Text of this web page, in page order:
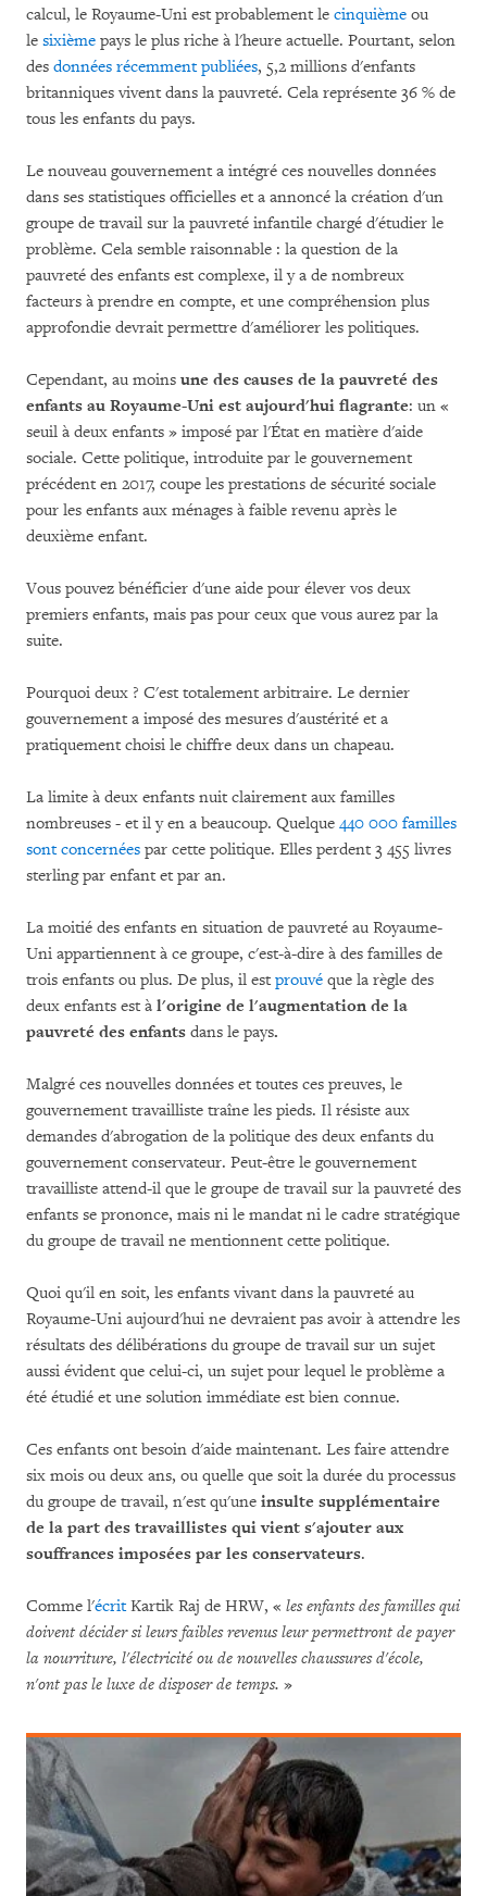
calcul, le Royaume-Uni est probablement le cinquième ou
le sixième pays le plus riche à l'heure actuelle. Pourtant, selon
des données récemment publiées, 5,2 millions d'enfants
britanniques vivent dans la pauvreté. Cela représente 36 % de
tous les enfants du pays.
Le nouveau gouvernement a intégré ces nouvelles données
dans ses statistiques officielles et a annoncé la création d'un
groupe de travail sur la pauvreté infantile chargé d'étudier le
problème. Cela semble raisonnable : la question de la
pauvreté des enfants est complexe, il y a de nombreux
facteurs à prendre en compte, et une compréhension plus
approfondie devrait permettre d'améliorer les politiques.
Cependant, au moins une des causes de la pauvreté des
enfants au Royaume-Uni est aujourd'hui flagrante: un «
seuil à deux enfants » imposé par l'État en matière d'aide
sociale. Cette politique, introduite par le gouvernement
précédent en 2017, coupe les prestations de sécurité sociale
pour les enfants aux ménages à faible revenu après le
deuxième enfant.
Vous pouvez bénéficier d'une aide pour élever vos deux
premiers enfants, mais pas pour ceux que vous aurez par la
suite.
Pourquoi deux ? C'est totalement arbitraire. Le dernier
gouvernement a imposé des mesures d'austérité et a
pratiquement choisi le chiffre deux dans un chapeau.
La limite à deux enfants nuit clairement aux familles
nombreuses - et il y en a beaucoup. Quelque 440 000 familles
sont concernées par cette politique. Elles perdent 3 455 livres
sterling par enfant et par an.
La moitié des enfants en situation de pauvreté au Royaume-
Uni appartiennent à ce groupe, c'est-à-dire à des familles de
trois enfants ou plus. De plus, il est prouvé que la règle des
deux enfants est à l'origine de l'augmentation de la
pauvreté des enfants dans le pays.
Malgré ces nouvelles données et toutes ces preuves, le
gouvernement travailliste traîne les pieds. Il résiste aux
demandes d'abrogation de la politique des deux enfants du
gouvernement conservateur. Peut-être le gouvernement
travailliste attend-il que le groupe de travail sur la pauvreté des
enfants se prononce, mais ni le mandat ni le cadre stratégique
du groupe de travail ne mentionnent cette politique.
Quoi qu'il en soit, les enfants vivant dans la pauvreté au
Royaume-Uni aujourd'hui ne devraient pas avoir à attendre les
résultats des délibérations du groupe de travail sur un sujet
aussi évident que celui-ci, un sujet pour lequel le problème a
été étudié et une solution immédiate est bien connue.
Ces enfants ont besoin d'aide maintenant. Les faire attendre
six mois ou deux ans, ou quelle que soit la durée du processus
du groupe de travail, n'est qu'une insulte supplémentaire
de la part des travaillistes qui vient s'ajouter aux
souffrances imposées par les conservateurs.
Comme l'écritKartik Raj de HRW, « les enfants des familles qui
doivent décider si leurs faibles revenus leur permettront de payer
la nourriture, l'électricité ou de nouvelles chaussures d'école,
n'ont pas le luxe de disposer de temps. »